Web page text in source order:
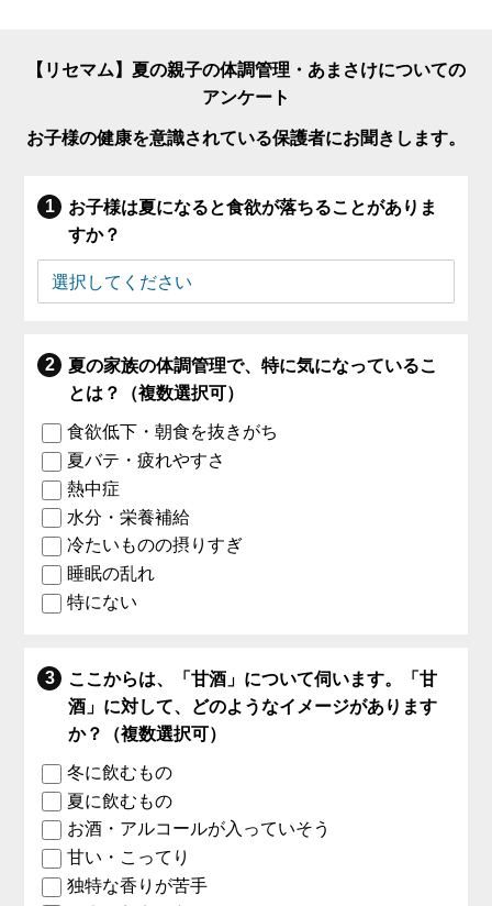
【リセマム】夏の親子の体調管理・あまさけについての
アンケート
お子様の健康を意識されている保護者にお聞きします。
お子様は夏になると食欲が落ちることがありま
すか？
夏の家族の体調管理で、特に気になっているこ
とは？（複数選択可）
食欲低下・朝食を抜きがち
夏バテ・疲れやすさ
熱中症
水分・栄養補給
冷たいものの摂りすぎ
睡眠の乱れ
特にない
ここからは、「甘酒」について伺います。「甘
酒」に対して、どのようなイメージがあります
か？（複数選択可）
冬に飲むもの
夏に飲むもの
お酒・アルコールが入っていそう
甘い・こってり
独特な香りが苦手